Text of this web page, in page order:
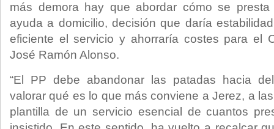
más demora hay que abordar cómo se
ayuda a domicilio, decisión que daría
eficiente el servicio y ahorraría costes para el
José Ramón Alonso.
“El PP debe abandonar las patadas hacia
valorar qué es lo que más conviene a Jerez, a
plantilla de un servicio esencial de cuantos